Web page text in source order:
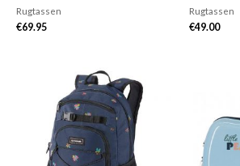
Rugtassen
€69.95
Rugtassen
€49.00